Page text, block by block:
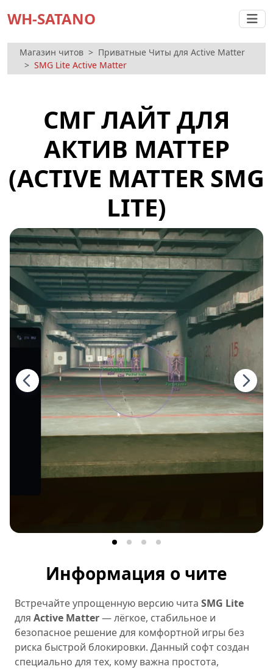
WH-SATANO
Магазин читов
Приватные Читы для Active Matter
SMG Lite Active Matter
СМГ ЛАЙТ ДЛЯ
АКТИВ МАТТЕР
(ACTIVE MATTER SMG
LITE)
Информация о чите
Встречайте упрощенную версию чита SMG Lite
для Active Matter— лёгкое, стабильное и
безопасное решение для комфортной игры без
риска быстрой блокировки. Данный софт создан
специально для тех, кому важна простота,